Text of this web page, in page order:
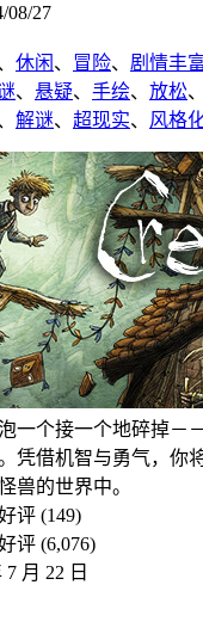
08/27
休闲 、 冒险、 剧情丰
、 悬疑、 手绘、 放松、
解谜、 超现实、 风格
一个接一个地碎掉－
凭借机智与勇气，你
兽的世界中。
评 (149)
评 (6,076)
月 22 日